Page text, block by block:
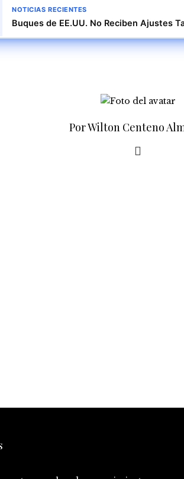
NOTICIAS RECIENTES
Buques de EE.UU. No Reciben Ajustes
Por Wilton Centeno